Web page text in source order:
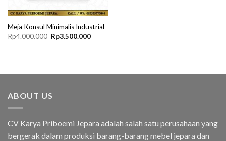
Meja Konsul Minimalis Industrial
Rp4.000.000 Original
price
Rp3.500.000Current
ABOUT US
CV Karya Priboemi Jepara adalah salah satu perusahaan yang
bergerak dalam produksi barang-barang mebel jepara dan